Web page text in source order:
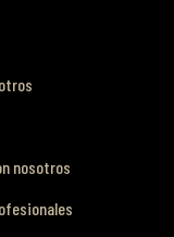
nosotros